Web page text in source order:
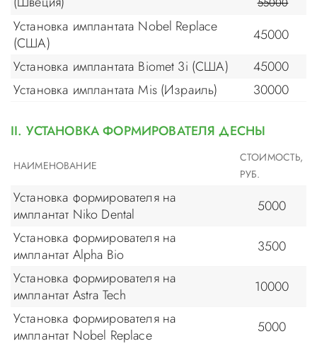
55000
Установка имплантата Nobel Replace
(США)
45000
Установка имплантата Biomet 3i (США)
45000
Установка имплантата Mis (Израиль)
30000
II. УСТАНОВКА ФОРМИРОВАТЕЛЯ ДЕСНЫ
НАИМЕНОВАНИЕ
СТОИМОСТЬ,
РУБ.
Установка формирователя на
имплантат Niko Dental
5000
Установка формирователя на
имплантат Alpha Bio
3500
Установка формирователя на
имплантат Astra Tech
10000
Установка формирователя на
имплантат Nobel Replace
5000